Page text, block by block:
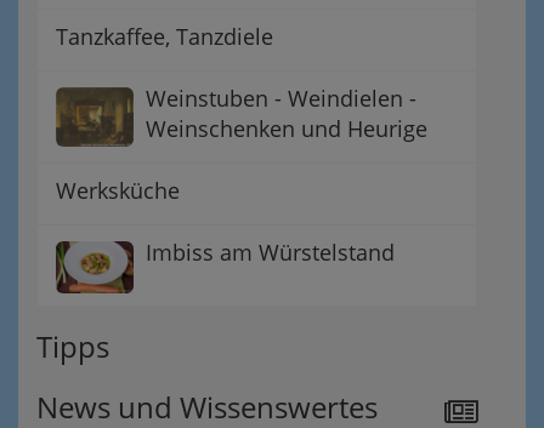
Tanzkaffee, Tanzdiele
Weinstuben - Weindielen -
Weinschenken und Heurige
Werksküche
Imbiss am Würstelstand
Tipps
News und Wissenswertes